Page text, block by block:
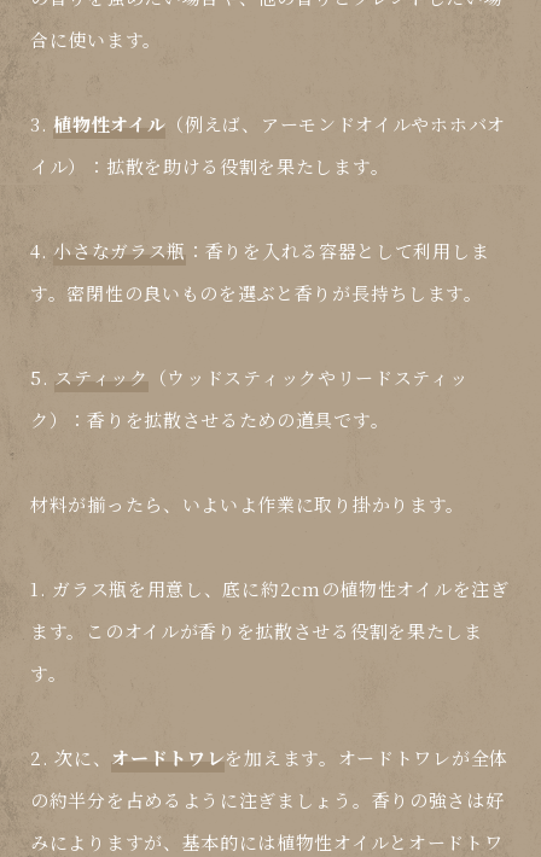
合に使います。
3.植物性オイル （例えば、アーモンドオイルやホホバオ
イル）：拡散を助ける役割を果たします。
4.小さなガラス瓶 ：香りを入れる容器として利用しま
す。密閉性の良いものを選ぶと香りが長持ちします。
5. スティック
（ウッドスティックやリードスティッ
ク）：香りを拡散させるための道具です。
材料が揃ったら、いよいよ作業に取り掛かります。
1. ガラス瓶を用意し、底に約2cmの植物性オイルを注ぎ
ます。このオイルが香りを拡散させる役割を果たしま
す。
2. 次に、 オードトワレを加えます。オードトワレが全体
の約半分を占めるように注ぎましょう。香りの強さは好
みによりますが、基本的には植物性オイルとオードトワ